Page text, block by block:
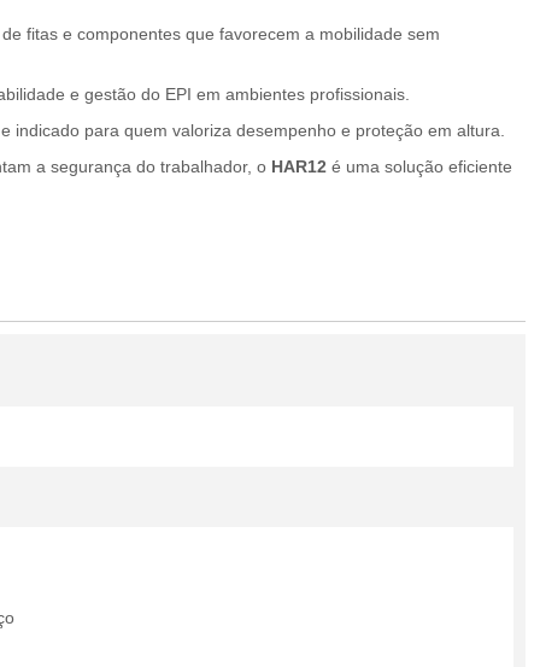
fitas e componentes que favorecem a mobilidade sem
e gestão do EPI em ambientes profissionais.
indicado para quem valoriza desempenho e proteção em altura.
a segurança do trabalhador, o HAR12 é uma solução eficiente